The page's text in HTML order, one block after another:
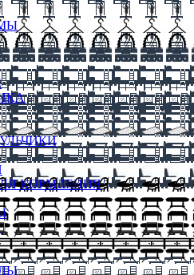
КОРМЛЕНИЯ